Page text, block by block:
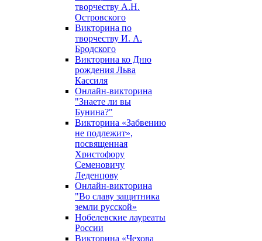
творчеству А.Н.
Островского
Викторина по
творчеству И. А.
Бродского
Викторина ко Дню
рождения Льва
Кассиля
Онлайн-викторина
"Знаете ли вы
Бунина?"
Викторина «Забвению
не подлежит»,
посвященная
Христофору
Семеновичу
Леденцову
Онлайн-викторина
"Во славу защитника
земли русской»
Нобелевские лауреаты
России
Викторина «Чехова